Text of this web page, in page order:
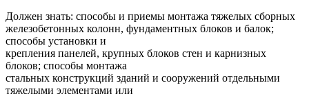
Должен знать: способы и приемы монтажа тяжелых сборных
железобетонных колонн, фундаментных блоков и балок;
способы установки и
крепления панелей, крупных блоков стен и карнизных
блоков; способы монтажа
стальных конструкций зданий и сооружений отдельными
тяжелыми элементами или